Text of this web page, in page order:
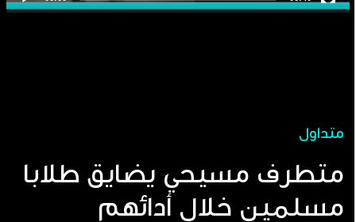
متداول
متطرف مسيحي يضايق طلابا
مسلمين خلال أدائهم